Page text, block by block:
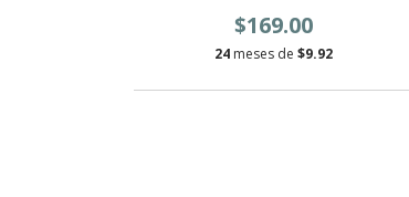
$169.00
24 meses de $9.92